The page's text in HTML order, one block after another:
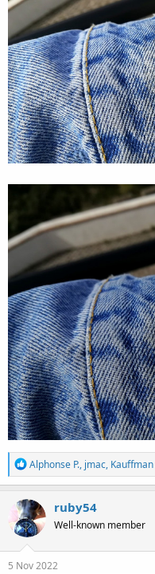
R
e
a
c
t
i
o
n
s
Alphonse P., jmac, Kauffman
ruby54
Well-known member
5 Nov 2022